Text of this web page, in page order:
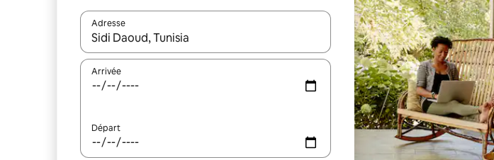
Adresse
Lorsque les résultats s'affichent, utilisez les flèches vers le haut et vers le bas pour les
Arrivée
Départ